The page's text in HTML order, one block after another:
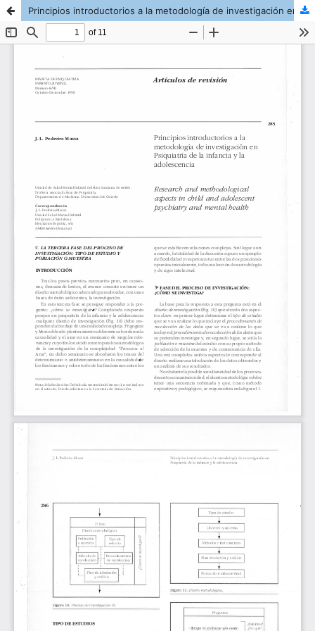
Principios introductorios a la metodología de investigación en Psiquiatría de la infancia y la adolescencia